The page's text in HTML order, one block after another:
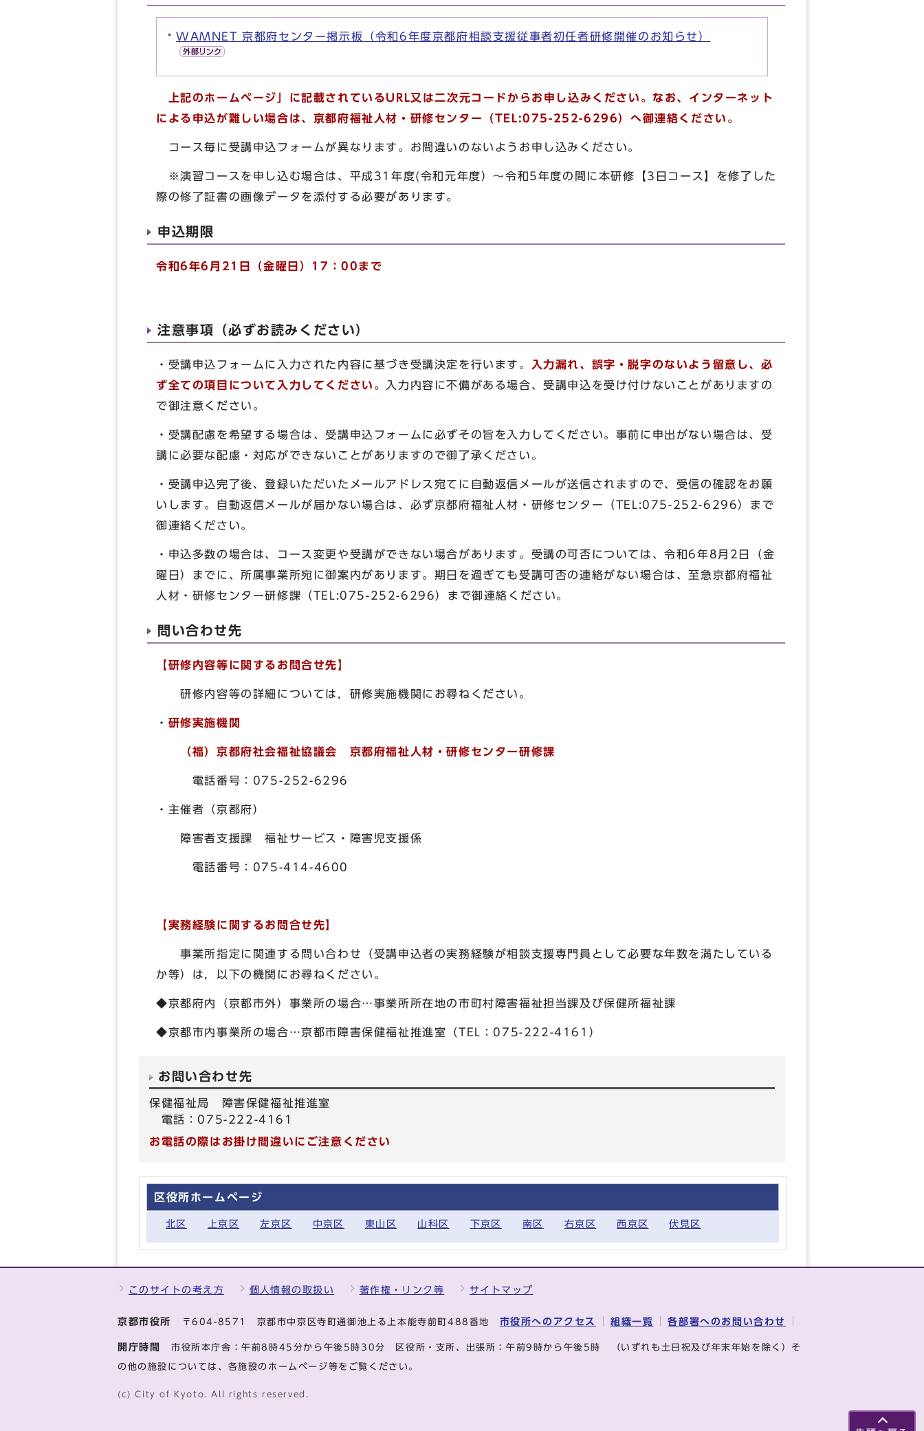
WAMNET 京都府センター掲示板（令和6年度京都府相談支援従事者初任者研修開催のお知らせ）
上記のホームページ 」に記載されているURL又は二次元コードからお申し込みください。なお、 インターネット
による申込が難しい場合は、京都府福祉人材・研修センター（TEL:075-252-6296）へ御連絡ください。
コース毎に受講申込フォームが異なります。お間違いのないようお申し込みください。
※演習コースを申し込む場合は、平成31年度(令和元年度）～令和5年度の間に本研修【3日コース】を修了した
際の修了証書の画像データを添付する必要があります。
申込期限
令和6年6月21日（金曜日）17：00まで
注意事項（必ずお読みください）
・受講申込フォームに入力された内容に基づき受講決定を行います。
入力漏れ、誤字・脱字のないよう留意し、必
ず全ての項目について入力してください。
入力内容に不備がある場合、受講申込を受け付けないことがありますの
で御注意ください。
・受講配慮を希望する場合は、受講申込フォームに必ずその旨を入力してください。事前に申出がない場合は、受
講に必要な配慮・対応ができないことがありますので御了承ください。
・受講申込完了後、登録いただいたメールアドレス宛てに自動返信メールが送信されますので、受信の確認をお願
いします。自動返信メールが届かない場合は、必ず京都府福祉人材・研修センター（TEL:075-252-6296）まで
御連絡ください。
・申込多数の場合は、コース変更や受講ができない場合があります。受講の可否については、令和6年8月2日（金
曜日）までに、所属事業所宛に御案内があります。期日を過ぎても受講可否の連絡がない場合は、至急京都府福祉
人材・研修センター研修課（TEL:075-252-6296）まで御連絡ください。
問い合わせ先
【研修内容等に関するお問合せ先】
研修内容等の詳細については，研修実施機関にお尋ねください。
・ 研修実施機関
（福）京都府社会福祉協議会 京都府福祉人材・研修センター研修課
電話番号：075-252-6296
・主催者（京都府）
障害者支援課 福祉サービス・障害児支援係
電話番号：075-414-4600
【実務経験に関するお問合せ先】
事業所指定に関連する問い合わせ（受講申込者の実務経験が相談支援専門員として必要な年数を満たしている
か等）は，以下の機関にお尋ねください。
◆京都府内（京都市外）事業所の場合…事業所所在地の市町村障害福祉担当課及び保健所福祉課
◆京都市内事業所の場合…京都市障害保健福祉推進室（TEL：075-222-4161）
お問い合わせ先
保健福祉局 障害保健福祉推進室
電話：075-222-4161
お電話の際はお掛け間違いにご注意ください
区役所ホームページ
北区 上京区 左京区 中京区 東山区 山科区 下京区 南区 右京区 西京区 伏見区
このサイトの考え方 個人情報の取扱い 著作権・リンク等 サイトマップ
京都市役所 〒604-8571 京都市中京区寺町通御池上る上本能寺前町488番地 市役所へのアクセス 組織一覧 各部署へのお問い合わせ
開庁時間 市役所本庁舎：午前8時45分から午後5時30分 区役所・支所、出張所：午前9時から午後5時 （いずれも土日祝及び年末年始を除く）そ
の他の施設については、各施設のホームページ等をご覧ください。
(c) City of Kyoto. All rights reserved.